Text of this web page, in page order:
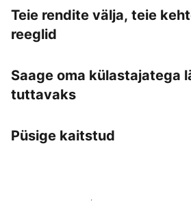
Teie rendite välja, teie
reeglid
Saage oma külastajatega
tuttavaks
Püsige kaitstud
Võõrusta meiega juba täna